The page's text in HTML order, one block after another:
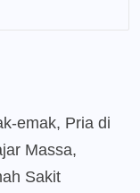
emak, Pria di
Massa,
Sakit